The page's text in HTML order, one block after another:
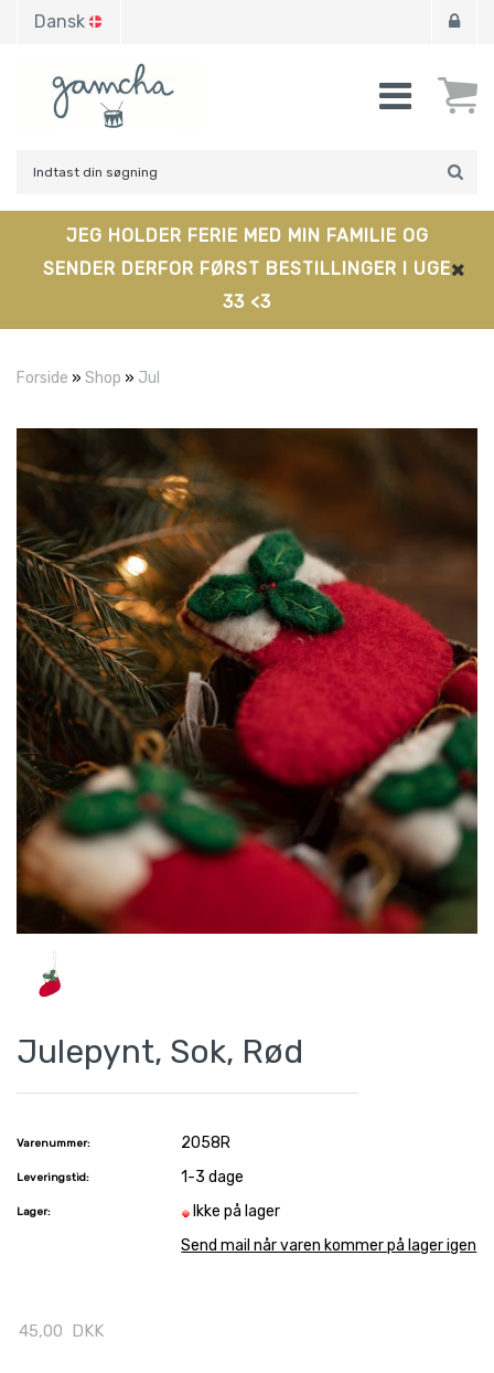
Dansk
JEG HOLDER FERIE MED MIN FAMILIE OG
SENDER DERFOR FØRST BESTILLINGER I UGE
33 <3
Forside » Shop » Jul
Julepynt, Sok, Rød
Varenummer: 2058R
Leveringstid: 1-3 dage
Lager:
Ikke på lager
Send mail når varen kommer på lager igen
45,00 DKK